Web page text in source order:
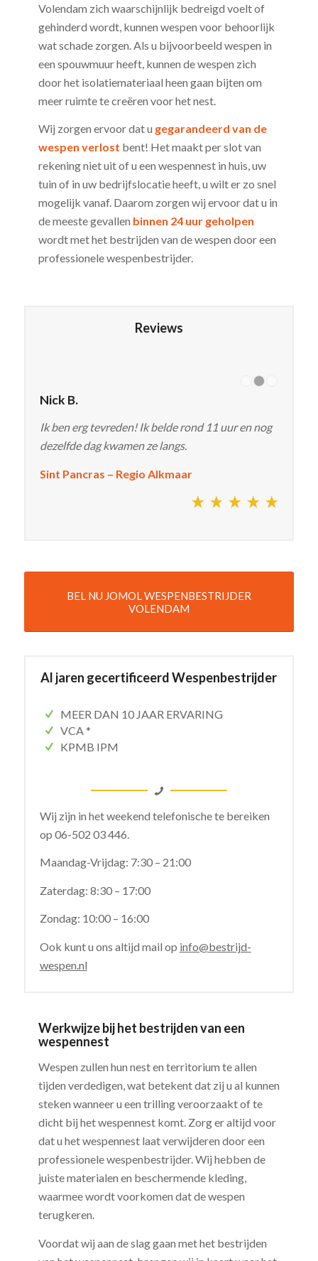
Volendam zich waarschijnlijk bedreigd voelt of
gehinderd wordt, kunnen wespen voor behoorlijk
wat schade zorgen. Als u bijvoorbeeld wespen in
een spouwmuur heeft, kunnen de wespen zich
door het isolatiemateriaal heen gaan bijten om
meer ruimte te creëren voor het nest.
Wij zorgen ervoor dat u gegarandeerd van de
wespen verlost bent! Het maakt per slot van
rekening niet uit of u een wespennest in huis, uw
tuin of in uw bedrijfslocatie heeft, u wilt er zo snel
mogelijk vanaf. Daarom zorgen wij ervoor dat u in
de meeste gevallen binnen 24 uur geholpen
wordt met het bestrijden van de wespen door een
professionele wespenbestrijder.
Reviews
Nick B.
Ik ben erg tevreden! Ik belde rond 11 uur en nog
dezelfde dag kwamen ze langs.
Sint Pancras – Regio Alkmaar
BEL NU JOMOL WESPENBESTRIJDER
VOLENDAM
Al jaren gecertificeerd Wespenbestrijder
MEER DAN 10 JAAR ERVARING
VCA *
KPMB IPM
Wij zijn in het weekend telefonische te bereiken
op 06-502 03 446.
Maandag-Vrijdag: 7:30 – 21:00
Zaterdag: 8:30 – 17:00
Zondag: 10:00 – 16:00
Ook kunt u ons altijd mail op info@bestrijd-
wespen.nl
Werkwijze bij het bestrijden van een
wespennest
Wespen zullen hun nest en territorium te allen
tijden verdedigen, wat betekent dat zij u al kunnen
steken wanneer u een trilling veroorzaakt of te
dicht bij het wespennest komt. Zorg er altijd voor
dat u het wespennest laat verwijderen door een
professionele wespenbestrijder. Wij hebben de
juiste materialen en beschermende kleding,
waarmee wordt voorkomen dat de wespen
terugkeren.
Voordat wij aan de slag gaan met het bestrijden